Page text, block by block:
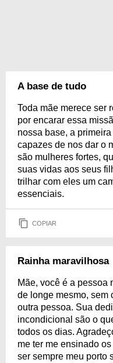
A base de tudo
Toda mãe merece ser
por encarar essa
nossa base, a
capazes de nos dar o
são mulheres fortes,
suas vidas aos seus
trilhar com eles um
essenciais.
COPIAR
Rainha maravilhosa
Mãe, você é a pessoa
de longe mesmo, sem
outra pessoa. Sua
incondicional são o
todos os dias.
me ter me ensinado
ser sempre meu porto